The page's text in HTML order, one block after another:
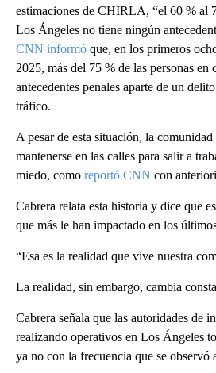
estimaciones de CHIRLA, “el 60 % al
Los Ángeles no tiene ningún
CNN informó que, en los primeros
2025, más del 75 % de las personas en
antecedentes penales aparte de un
tráfico.
A pesar de esta situación, la
mantenerse en las calles para salir a
miedo, como reportó CNN con
Cabrera relata esta historia y dice que
que más le han impactado en los
“Esa es la realidad que vive nuestra
La realidad, sin embargo, cambia
Cabrera señala que las autoridades de
realizando operativos en Los Ángeles
ya no con la frecuencia que se observó